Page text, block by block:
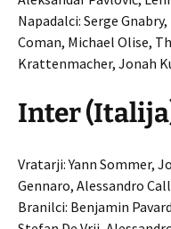
Napadalci: Serge
Coman, Michael Olise,
Krattenmacher, Jonah
Inter
Vratarji: Yann Sommer,
Gennaro, Alessandro
Branilci: Benjamin